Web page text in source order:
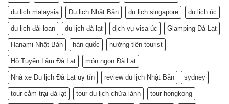
du lịch malaysia Du lịch Nhật Bản du lịch singapore du lịch úc
du lịch đài loan du lịch đà lạt dịch vụ visa úc Glamping Đà Lạt
Hanami Nhật Bản hàn quốc hướng tiên tourist
Hồ Tuyền Lâm Đà Lạt món ngon Đà Lạt
Nhà xe Du lịch Đà Lạt uy tín review du lịch Nhật Bản sydney
tour cắm trại đà lạt tour du lịch chữa lành tour hongkong